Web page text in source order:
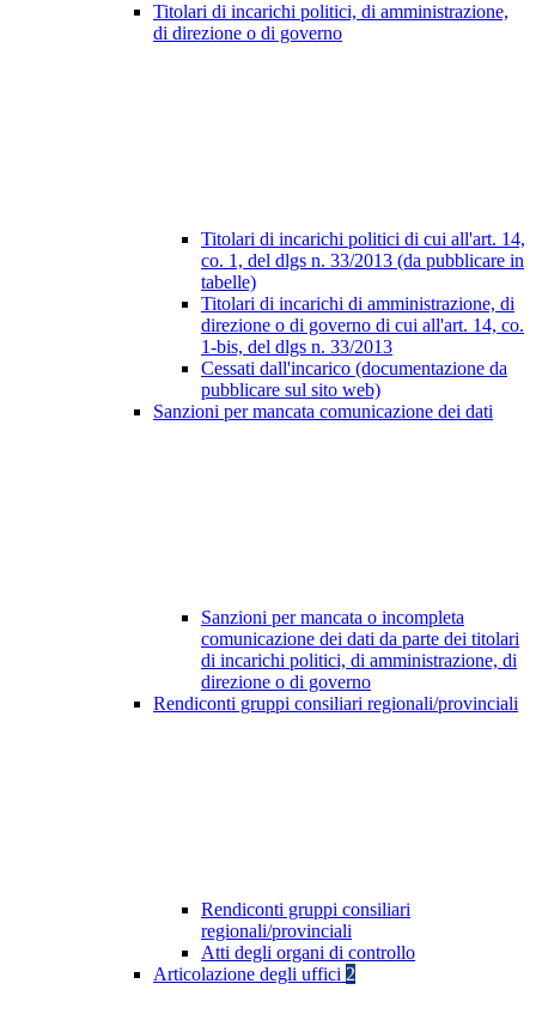
Titolari di incarichi politici, di amministrazione,
di direzione o di governo
Titolari di incarichi politici di cui all'art. 14,
co. 1, del dlgs n. 33/2013 (da pubblicare in
tabelle)
Titolari di incarichi di amministrazione, di
direzione o di governo di cui all'art. 14, co.
1-bis, del dlgs n. 33/2013
Cessati dall'incarico (documentazione da
pubblicare sul sito web)
Sanzioni per mancata comunicazione dei dati
Sanzioni per mancata o incompleta
comunicazione dei dati da parte dei titolari
di incarichi politici, di amministrazione, di
direzione o di governo
Rendiconti gruppi consiliari regionali/provinciali
Rendiconti gruppi consiliari
regionali/provinciali
Atti degli organi di controllo
Articolazione degli uffici 2